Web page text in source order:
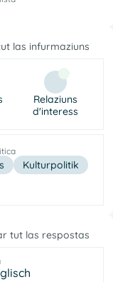
las infurmaziuns
Relaziuns
d'interess
Kulturpolitik
tut las respostas